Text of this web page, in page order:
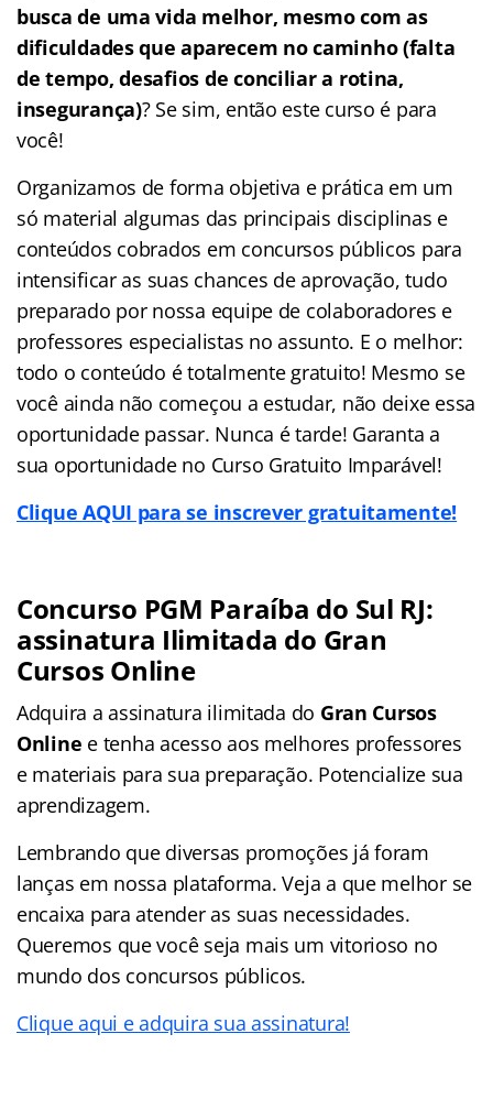
busca de uma vida melhor, mesmo com as
dificuldades que aparecem no caminho (falta
de tempo, desafios de conciliar a rotina,
insegurança)? Se sim, então este curso é para
você!
Organizamos de forma objetiva e prática em um
só material algumas das principais disciplinas e
conteúdos cobrados em concursos públicos para
intensificar as suas chances de aprovação, tudo
preparado por nossa equipe de colaboradores e
professores especialistas no assunto. E o melhor:
todo o conteúdo é totalmente gratuito! Mesmo se
você ainda não começou a estudar, não deixe essa
oportunidade passar. Nunca é tarde! Garanta a
sua oportunidade no Curso Gratuito Imparável!
Clique AQUI para se inscrever gratuitamente!
Concurso PGM Paraíba do Sul RJ:
assinatura Ilimitada do Gran
Cursos Online
Adquira a assinatura ilimitada do Gran Cursos
Online e tenha acesso aos melhores professores
e materiais para sua preparação. Potencialize sua
aprendizagem.
Lembrando que diversas promoções já foram
lanças em nossa plataforma. Veja a que melhor se
encaixa para atender as suas necessidades.
Queremos que você seja mais um vitorioso no
mundo dos concursos públicos.
Clique aqui e adquira sua assinatura!